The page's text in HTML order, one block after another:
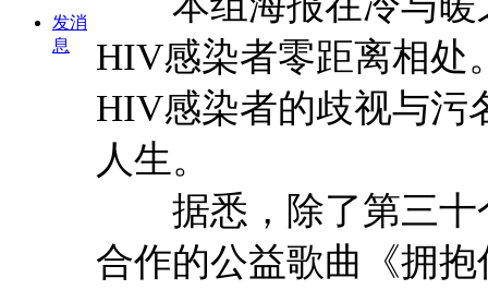
发消
息
HIV感染者零距离相处
HIV感染者的歧视与污
人生。
据悉，除了第三十
合作的公益歌曲《拥